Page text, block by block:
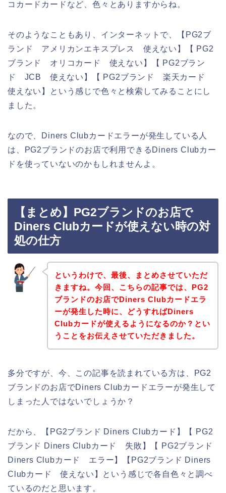
コカードカードなど、色々とありますからね。
そのようなこともあり、インターネットで、【PG2ブ
ランド アメリカンエキスプレス 使えない】【 PG2
ブランド オリコカード 使えない】【 PG2ブラン
ド JCB 使えない】【 PG2ブランド 楽天カード
使えない】という感じで色々と検索してみることにし
ました。
なので、Diners Clubカードエラーが発生している人
は、PG2ブランドのお店で利用できるDiners Clubカー
ドを使っていないのかもしれませんよ。
【まとめ】PG2ブランドのお店で
Diners Clubカードが使えない時の対
処の仕方
というわけで、最後、まとめさせていただ
きますね。今回、こちらの記事では、PG2
ブランドのお店でDiners Clubカードエラ
ーが発生した時に、どうすればDiners
Clubカードが使えるようになるのか？とい
うことをお伝えさせていただきました。
多分ですが、今、この記事を読まれている方は、PG2
ブランドのお店でDiners Clubカードエラーが発生して
しまった人ではないでしょうか？
だから、【PG2ブランド Diners Clubカード】【 PG2
ブランド Diners Clubカード 失敗】【 PG2ブランド
Diners Clubカード エラー】【PG2ブランド Diners
Clubカード 使えない】という感じで各自色々と調べ
ているのだと思います。